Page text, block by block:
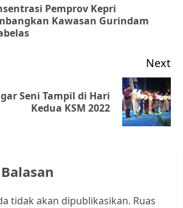
Pemprov Kepri
Kawasan Gurindam
Next
Seni Tampil di Hari
Kedua KSM 2022
tidak akan dipublikasikan. Ruas